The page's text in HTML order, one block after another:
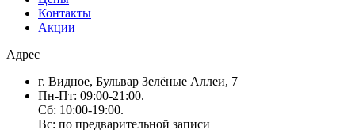
Контакты
Акции
Адрес
г. Видное, Бульвар Зелёные Аллеи, 7
Пн-Пт: 09:00-21:00.
Сб: 10:00-19:00.
Вс: по предварительной записи